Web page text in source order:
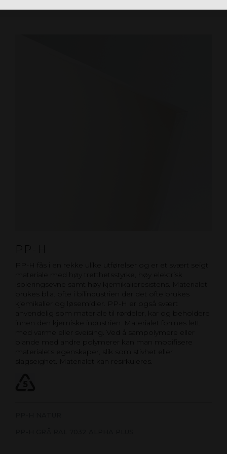
PP-H
PP-H fås i en rekke ulike utførelser og er et svært seigt
materiale med høy tretthetsstyrke, høy elektrisk
isoleringsevne samt høy kjemikalieresistens. Materialet
brukes bl.a. ofte i bilindustrien der det ofte brukes
kjemikalier og løsemidler. PP-H er også svært
anvendelig som materiale til rørdeler, kar og beholdere
innen den kjemiske industrien. Materialet formes lett
med varme eller sveising. Ved å sampolymere eller
blande med andre polymerer kan man modifisere
materialets egenskaper, slik som stivhet eller
slagseighet. Materialet kan resirkuleres.